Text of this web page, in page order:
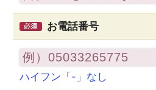
お電話番号
ハイフン「-」なし